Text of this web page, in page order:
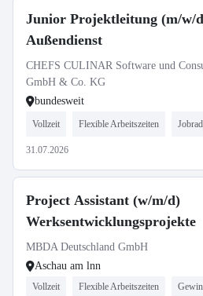
Junior Projektleitung (m/w/
Außendienst
CHEFS CULINAR Software und
GmbH & Co. KG
bundesweit
Vollzeit Flexible Arbeitszeiten Jobrad
31.07.2026
Project Assistant (w/m/d)
Werksentwicklungsprojekte
MBDA Deutschland GmbH
Aschau am lnn
Vollzeit Flexible Arbeitszeiten